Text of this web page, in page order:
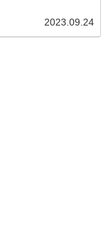
2023.09.24